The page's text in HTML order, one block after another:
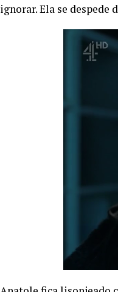
ignorar. Ela se despede